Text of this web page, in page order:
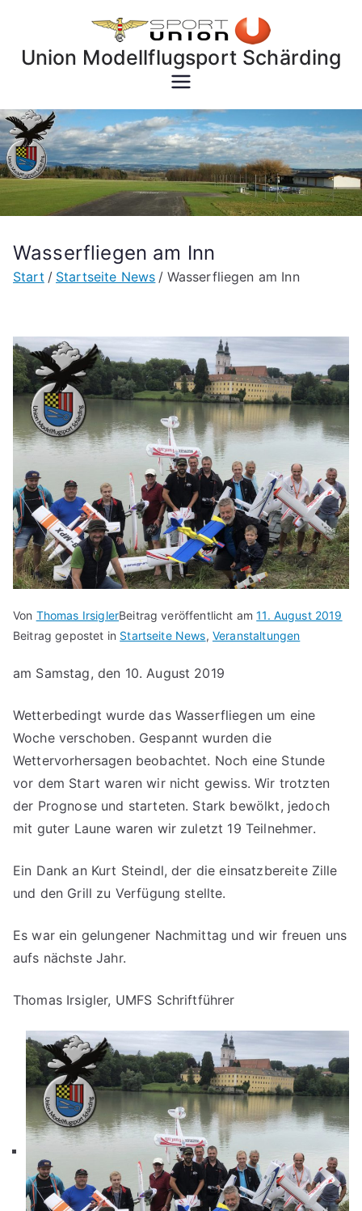
springen
Union Modellflugsport Schärding
Wasserfliegen am Inn
Start Startseite News Wasserfliegen am Inn
Von Thomas IrsiglerBeitrag veröffentlicht am11. August 2019
Beitrag gepostet in Startseite News, Veranstaltungen
am Samstag, den 10. August 2019
Wetterbedingt wurde das Wasserfliegen um eine
Woche verschoben. Gespannt wurden die
Wettervorhersagen beobachtet. Noch eine Stunde
vor dem Start waren wir nicht gewiss. Wir trotzten
der Prognose und starteten. Stark bewölkt, jedoch
mit guter Laune waren wir zuletzt 19 Teilnehmer.
Ein Dank an Kurt Steindl, der die einsatzbereite Zille
und den Grill zu Verfügung stellte.
Es war ein gelungener Nachmittag und wir freuen uns
aufs nächste Jahr.
Thomas Irsigler, UMFS Schriftführer